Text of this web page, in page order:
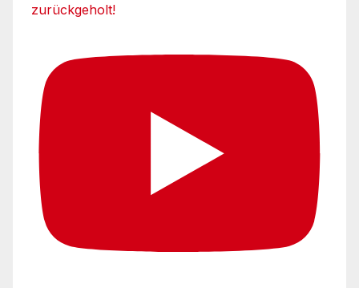
zurückgeholt!